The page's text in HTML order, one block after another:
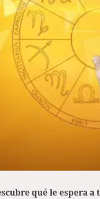
qué le espera a